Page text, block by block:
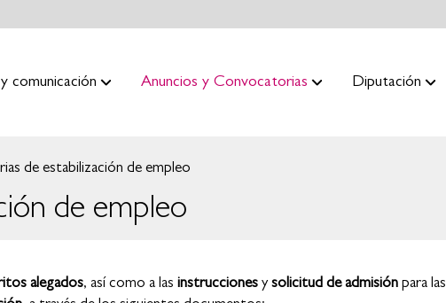
comunicación Anuncios y Convocatorias Diputación
de estabilización de empleo
de empleo
alegados, así como a las instrucciones ysolicitud de admisión para las